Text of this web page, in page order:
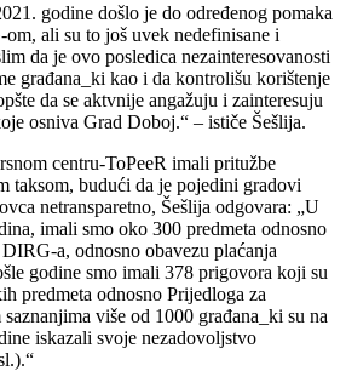
godine došlo je do određenog pomaka
ali su to još uvek nedefinisane i
da je ovo posledica nezainteresovanosti
građana_ki kao i da kontrolišu korištenje
da se aktvnije angažuju i zainteresuju
osniva Grad Doboj.“ – ističe Šešlija.
centru-ToPeeR imali pritužbe
taksom, budući da je pojedini gradovi
netransparetno, Šešlija odgovara: „U
imali smo oko 300 predmeta odnosno
a, odnosno obavezu plaćanja
godine smo imali 378 prigovora koji su
predmeta odnosno Prijedloga za
više od 1000 građana_ki su na
iskazali svoje nezadovoljstvo